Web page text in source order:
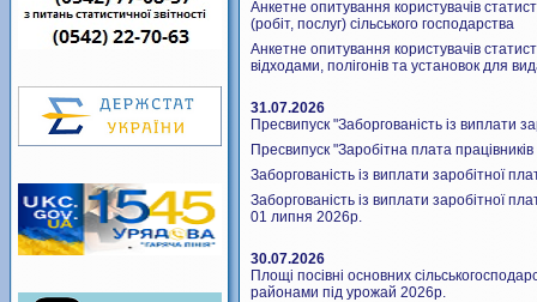
Анкетне опитування користувачів
(робіт, послуг) сільського господарства
Анкетне опитування користувачів
відходами, полігонів та установок для
31.07.2026
Пресвипуск "Заборгованість із виплати
Пресвипуск "Заробітна плата
Заборгованість із виплати заробітної
Заборгованість із виплати заробітної
01 липня 2026р.
30.07.2026
Площi посiвнi основних
районами під урожай 2026р.